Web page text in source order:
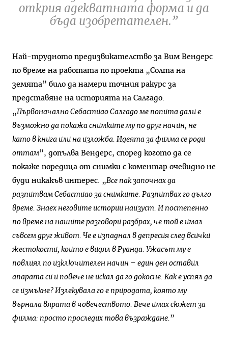
открия адекватната форма и да
бъда изобретателен.”
Най-трудното предизвикателство за Вим Вендерс
по време на работата по проекта „Солта на
земята” било да намери точния ракурс за
представяне на историята на Салгадо.
„Първоначално Себастиао Салгадо ме попита дали е
възможно да покажа снимките му по друг начин, не
като в книга или на изложба. Идеята за филма се роди
оттам”, допълва Вендерс, според когото да се
покаже поредица от снимки с коментар очевидно не
буди никакъв интерес. „Все пак започнах да
разпитвам Себастиао за снимките. Разпитвах го дълго
време. Знаех неговите истории наизуст. И постепенно
по време на нашите разговори разбрах, че той е имал
съвсем друг живот. Че е изпаднал в депресия след всички
жестокости, които е видял в Руанда. Ужасът му е
повлиял по изключителен начин – един ден оставил
апарата си и повече не искал да го докосне. Как е успял да
се измъкне? Излекувала го е природата, която му
върнала вярата в човечеството. Вече имах сюжет за
филма: просто проследих това възраждане. ”